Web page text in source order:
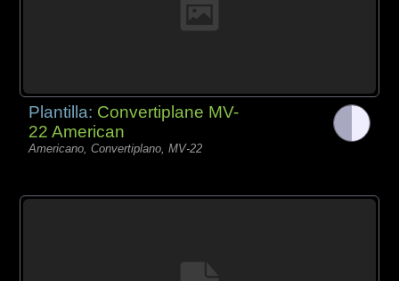
Plantilla: Convertiplane MV-
22 American
Americano, Convertiplano, MV-22